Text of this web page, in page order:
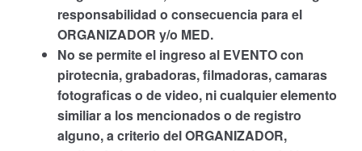
responsabilidad o consecuencia para el
ORGANIZADOR y/o MED.
No se permite el ingreso al EVENTO con
pirotecnia, grabadoras, filmadoras, camaras
fotograficas o de video, ni cualquier elemento
similiar a los mencionados o de registro
alguno, a criterio del ORGANIZADOR,